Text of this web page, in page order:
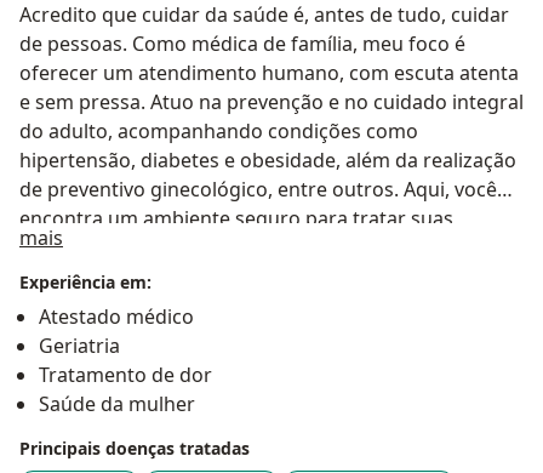
Acredito que cuidar da saúde é, antes de tudo, cuidar
de pessoas. Como médica de família, meu foco é
oferecer um atendimento humano, com escuta atenta
e sem pressa. Atuo na prevenção e no cuidado integral
do adulto, acompanhando condições como
hipertensão, diabetes e obesidade, além da realização
de preventivo ginecológico, entre outros. Aqui, você
encontra um ambiente seguro para tratar suas
queixas de forma personalizada. Vamos cuidar da sua
saúde juntos?
mais
Experiência em:
Atestado médico
Geriatria
Tratamento de dor
Saúde da mulher
Principais doenças tratadas